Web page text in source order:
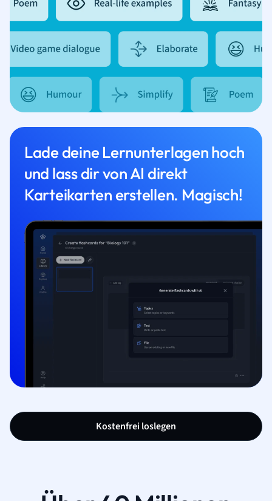
Lade deine Lernunterlagen hoch
und lass dir von AI direkt
Karteikarten erstellen. Magisch!
Kostenfrei loslegen